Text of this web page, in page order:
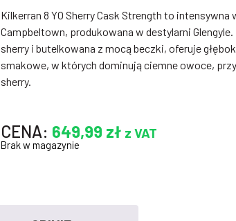
Kilkerran 8 YO Sherry Cask Strength to intensywna
Campbeltown, produkowana w destylarni
sherry i butelkowana z mocą beczki, oferuje
smakowe, w których dominują ciemne owoce,
sherry.
CENA: 649,99 zł z VAT
Brak w magazynie